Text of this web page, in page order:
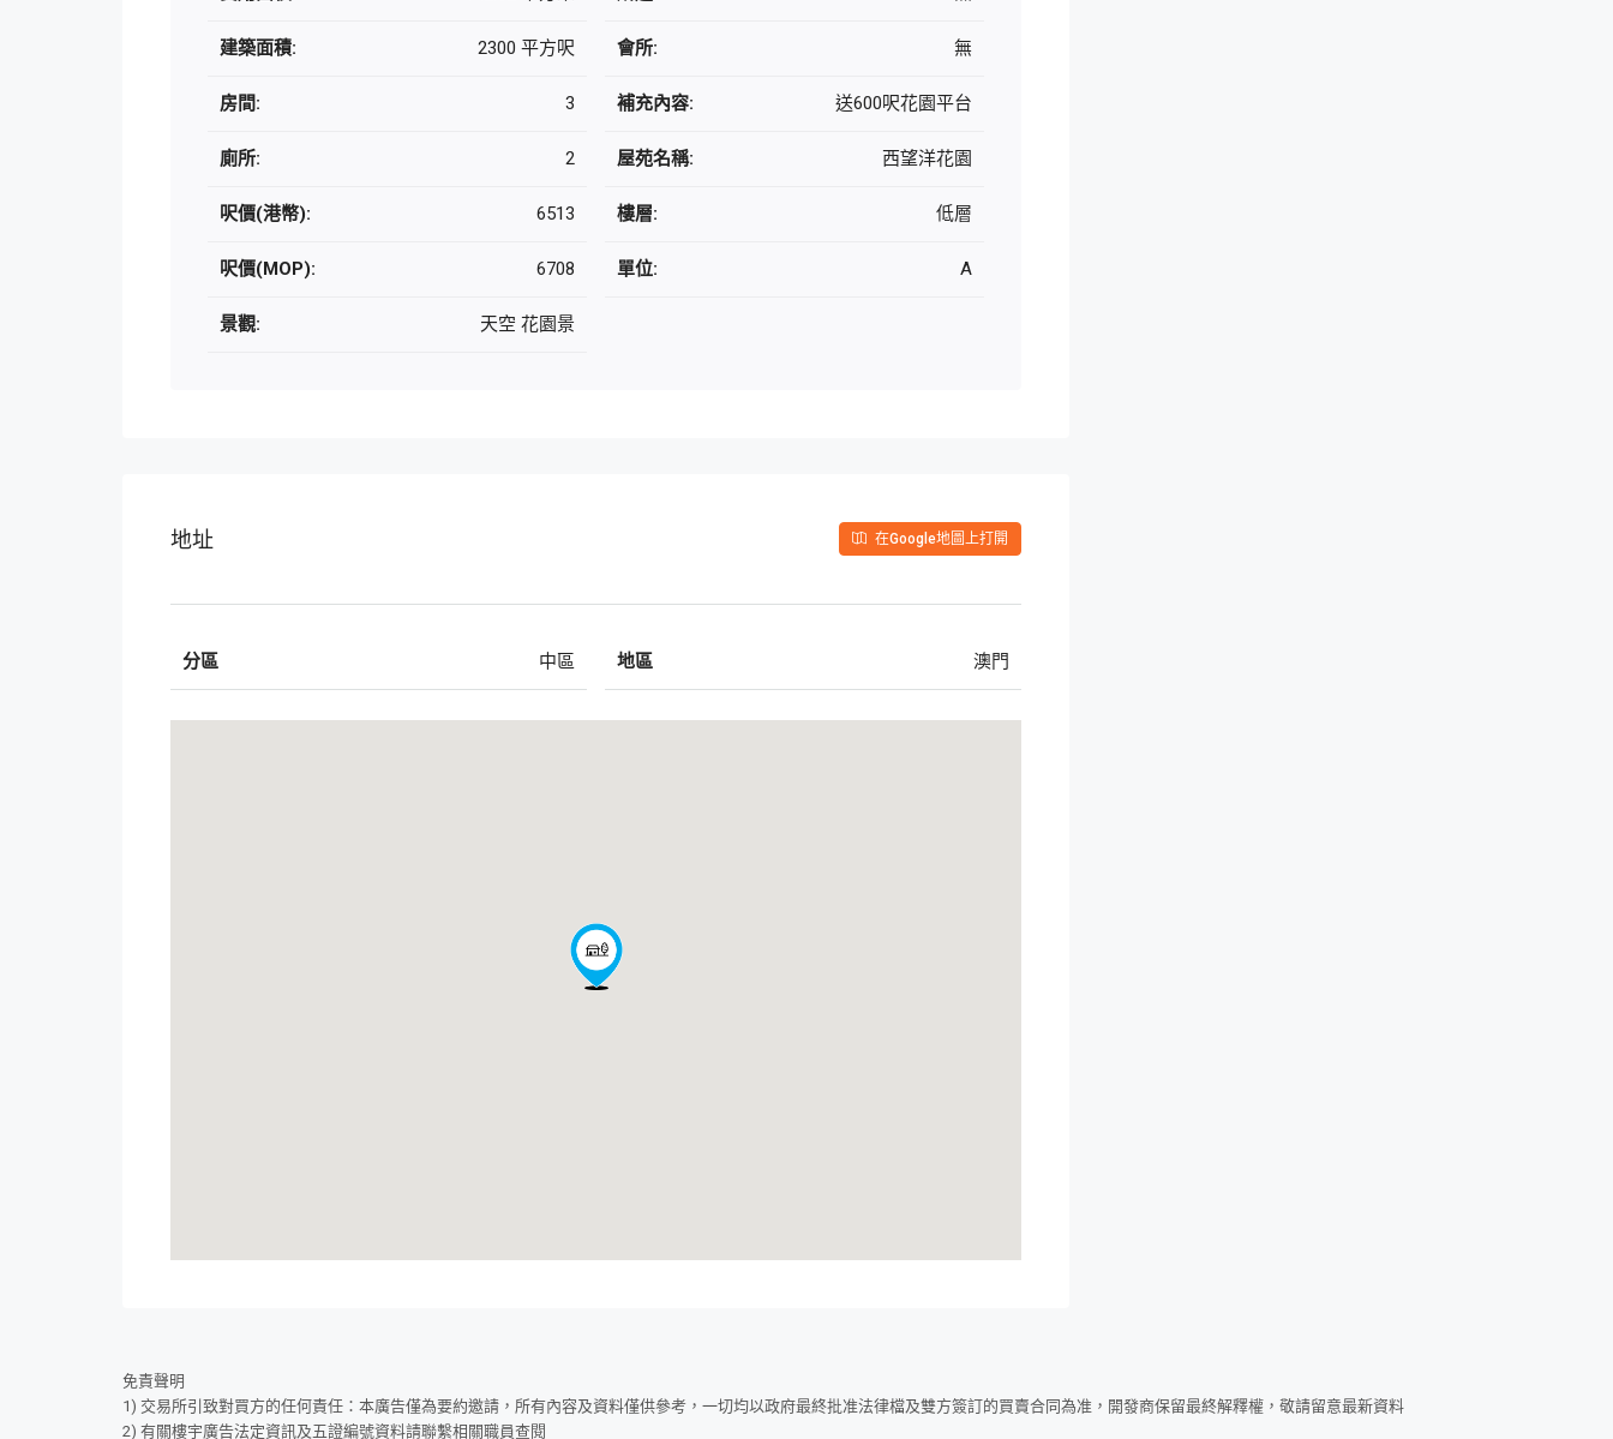
建築面積: 2300 平方呎
房間: 3
廁所: 2
呎價(港幣): 6513
呎價(MOP): 6708
景觀: 天空 花園景
會所: 無
補充內容: 送600呎花園平台
屋苑名稱: 西望洋花園
樓層: 低層
單位: A
地址 在Google地圖上打開
分區 中區 地區 澳門
免責聲明
1) 交易所引致對買方的任何責任：本廣告僅為要約邀請，所有內容及資料僅供參考，一切均以政府最終批准法律檔及雙方簽訂的買賣合同為准，開發商保留最終解釋權，敬請留意最新資料
2) 有關樓宇廣告法定資訊及五證編號資料請聯繫相關職員查閱